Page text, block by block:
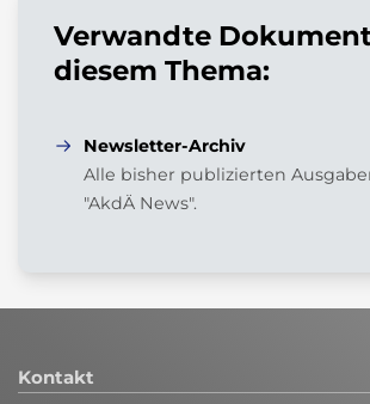
Verwandte
diesem Thema:
Newsletter-Archiv
Alle bisher publizierten
"AkdÄ News".
Kontakt